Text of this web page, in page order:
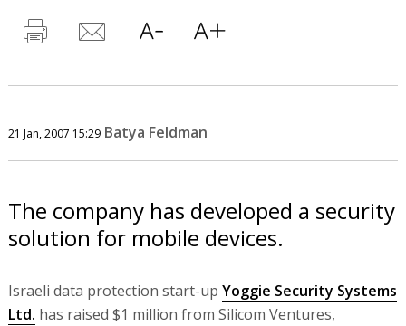
21 Jan, 2007 15:29 Batya Feldman
The company has developed a security
solution for mobile devices.
Israeli data protection start-up Yoggie Security Systems
Ltd. has raised $1 million from Silicom Ventures,